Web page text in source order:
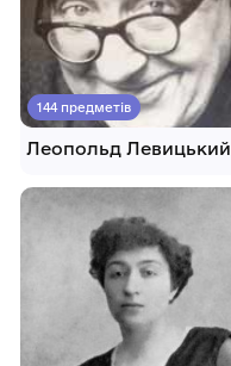
144 предметів
Леопольд Левицький